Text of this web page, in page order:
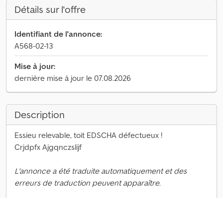
Détails sur l'offre
Identifiant de l'annonce:
A568-02-13
Mise à jour:
dernière mise à jour le 07.08.2026
Description
Essieu relevable, toit EDSCHA défectueux !
Crjdpfx Ajgqnczslijf
L'annonce a été traduite automatiquement et des
erreurs de traduction peuvent apparaître.